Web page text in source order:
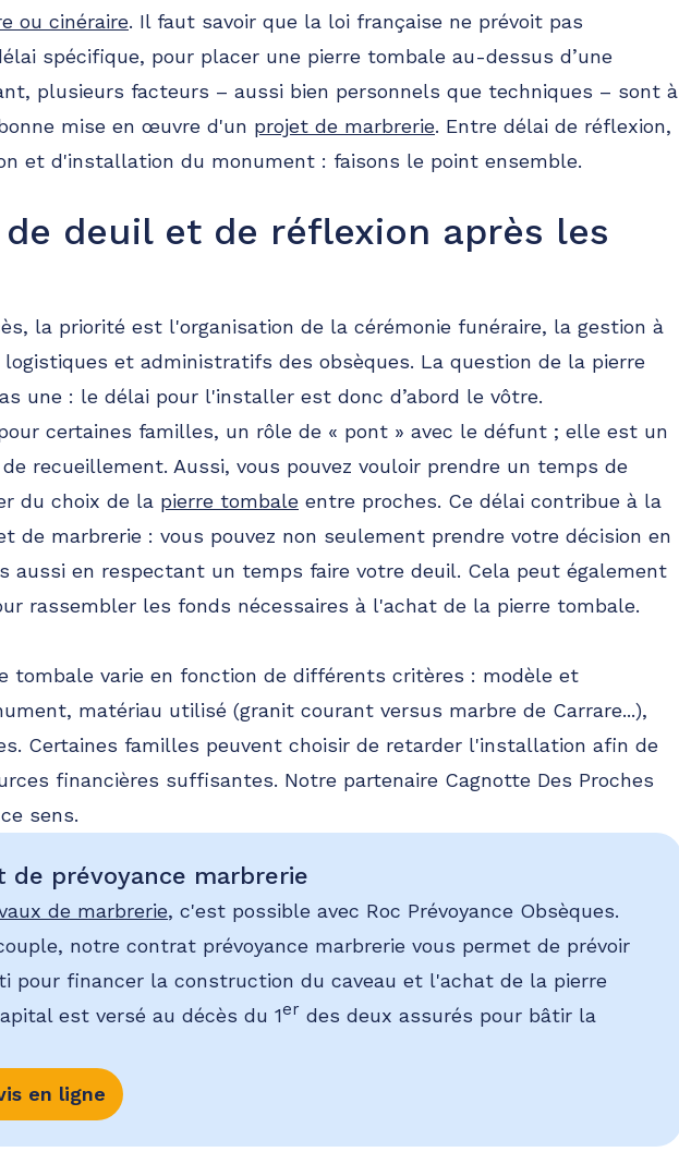
ou cinéraire. Il faut savoir que la loi française ne prévoit pas
spécifique, pour placer une pierre tombale au-dessus d’une
plusieurs facteurs – aussi bien personnels que techniques – sont à
mise en œuvre d'un projet de marbrerie. Entre délai de réflexion,
et d'installation du monument : faisons le point ensemble.
deuil et de réflexion après les
la priorité est l'organisation de la cérémonie funéraire, la gestion à
et administratifs des obsèques. La question de la pierre
une : le délai pour l'installer est donc d’abord le vôtre.
certaines familles, un rôle de « pont » avec le défunt ; elle est un
recueillement. Aussi, vous pouvez vouloir prendre un temps de
du choix de la pierre tombale entre proches. Ce délai contribue à la
de marbrerie : vous pouvez non seulement prendre votre décision en
aussi en respectant un temps faire votre deuil. Cela peut également
rassembler les fonds nécessaires à l'achat de la pierre tombale.
tombale varie en fonction de différents critères : modèle et
matériau utilisé (granit courant versus marbre de Carrare...),
Certaines familles peuvent choisir de retarder l'installation afin de
financières suffisantes. Notre partenaire Cagnotte Des Proches
sens.
de prévoyance marbrerie
de marbrerie, c'est possible avec Roc Prévoyance Obsèques.
notre contrat prévoyance marbrerie vous permet de prévoir
pour financer la construction du caveau et l'achat de la pierre
est versé au décès du 1er des deux assurés pour bâtir la
en ligne